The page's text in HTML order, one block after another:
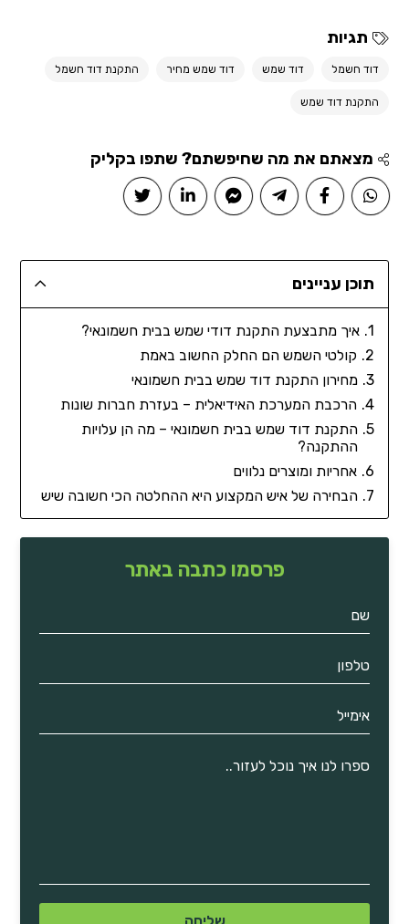
תגיות
דוד חשמל דוד שמש דוד שמש מחיר התקנת דוד חשמל
התקנת דוד שמש
מצאתם את מה שחיפשתם? שתפו בקליק
תוכן עניינים
איך מתבצעת התקנת דודי שמש בבית חשמונאי?
קולטי השמש הם החלק החשוב באמת
מחירון התקנת דוד שמש בבית חשמונאי
הרכבת המערכת האידיאלית – בעזרת חברות שונות
התקנת דוד שמש בבית חשמונאי – מה הן עלויות
ההתקנה?
אחריות ומוצרים נלווים
הבחירה של איש המקצוע היא ההחלטה הכי חשובה שיש
פרסמו כתבה באתר